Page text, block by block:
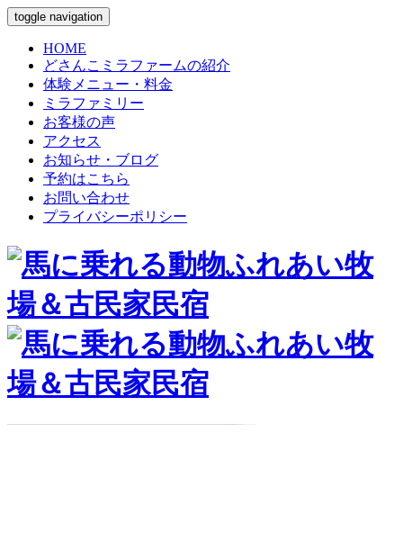
toggle navigation
HOME
どさんこミラファームの紹介
体験メニュー・料金
ミラファミリー
お客様の声
アクセス
お知らせ・ブログ
予約はこちら
お問い合わせ
プライバシーポリシー